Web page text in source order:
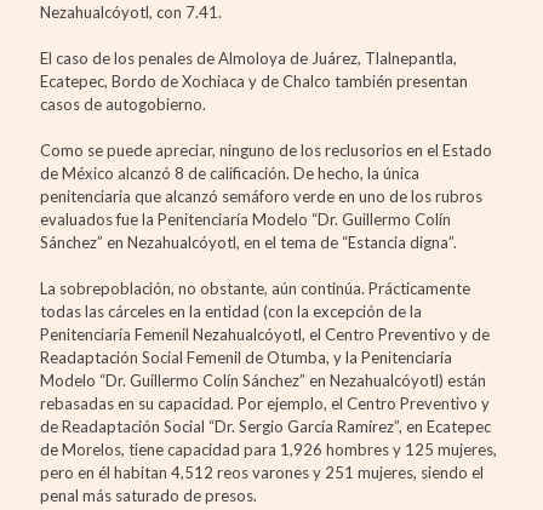
Nezahualcóyotl, con 7.41.
El caso de los penales de Almoloya de Juárez, Tlalnepantla,
Ecatepec, Bordo de Xochiaca y de Chalco también presentan
casos de autogobierno.
Como se puede apreciar, ninguno de los reclusorios en el Estado
de México alcanzó 8 de calificación. De hecho, la única
penitenciaria que alcanzó semáforo verde en uno de los rubros
evaluados fue la Penitenciaría Modelo “Dr. Guillermo Colín
Sánchez” en Nezahualcóyotl, en el tema de “Estancia digna”.
La sobrepoblación, no obstante, aún continúa. Prácticamente
todas las cárceles en la entidad (con la excepción de la
Penitenciaría Femenil Nezahualcóyotl, el Centro Preventivo y de
Readaptación Social Femenil de Otumba, y la Penitenciaría
Modelo “Dr. Guillermo Colín Sánchez” en Nezahualcóyotl) están
rebasadas en su capacidad. Por ejemplo, el Centro Preventivo y
de Readaptación Social “Dr. Sergio García Ramírez”, en Ecatepec
de Morelos, tiene capacidad para 1,926 hombres y 125 mujeres,
pero en él habitan 4,512 reos varones y 251 mujeres, siendo el
penal más saturado de presos.